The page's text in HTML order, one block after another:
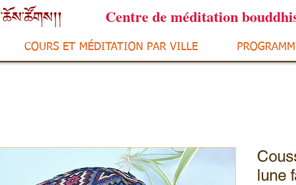
Centre de méditation
COURS ET MÉDITATION PAR VILLE
lune